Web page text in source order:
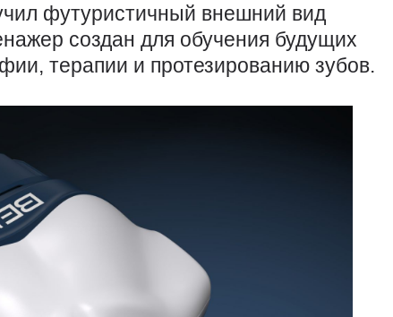
футуристичный внешний вид
создан для обучения будущих
терапии и протезированию зубов.